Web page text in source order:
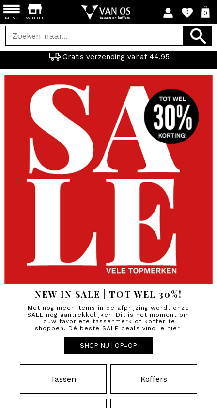
WINKEL
0 0
Laagste prijsgarantie
MENU
NEW IN SALE | TOT WEL 30%!
Met nog meer items in de afprijzing wordt onze
SALE nog aantrekkelijker! Dit is het moment om
jouw favoriete tassenmerk of koffer te
shoppen. Dé beste SALE deals vind je hier!
SHOP NU | OP=OP
Tassen Koffers